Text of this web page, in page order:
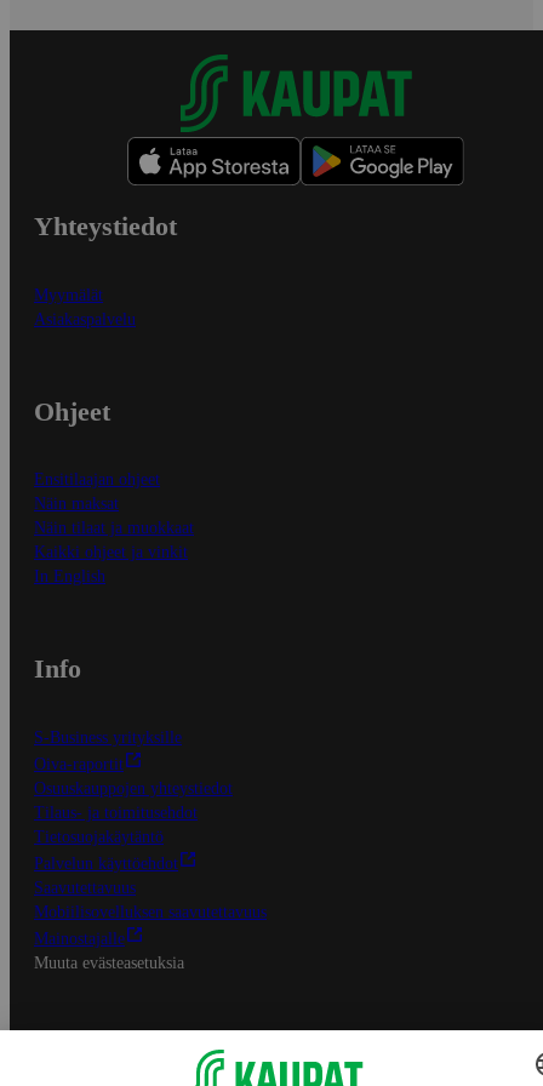
Yhteystiedot
Myymälät
Asiakaspalvelu
Ohjeet
Ensitilaajan ohjeet
Näin maksat
Näin tilaat ja muokkaat
Kaikki ohjeet ja vinkit
In English
Info
S-Business yrityksille
Oiva-raportit
Osuuskauppojen yhteystiedot
Tilaus- ja toimitusehdot
Tietosuojakäytäntö
Palvelun käyttöehdot
Saavutettavuus
Mobiilisovelluksen saavutettavuus
Mainostajalle
Muuta evästeasetuksia
S-ryhmän palvelut